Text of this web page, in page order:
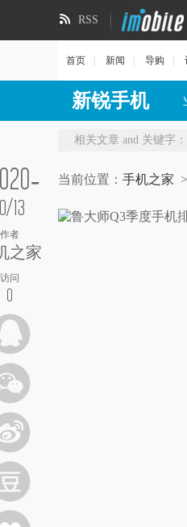
RSS
首页 新闻 导购
新锐手机
13
作者
之家
访问
0
相关文章 and 关键字：
当前位置： 手机之家 >